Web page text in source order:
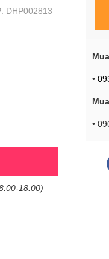
DHP002813
18:00)
•
•